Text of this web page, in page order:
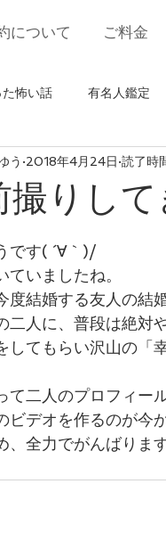
について ご料金
怖い話 有名人鑑定
りして
う 2018年4月24日 読了時
です( ´∀｀)/
いましたね。
度結婚する友人の結
二人に、普段は絶対
してもらい沢山の「
て二人のプロフィー
ビデオを作るのが今
全力でがんばります